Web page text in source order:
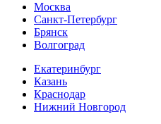
Москва
Санкт-Петербург
Брянск
Волгоград
Екатеринбург
Казань
Краснодар
Нижний Новгород